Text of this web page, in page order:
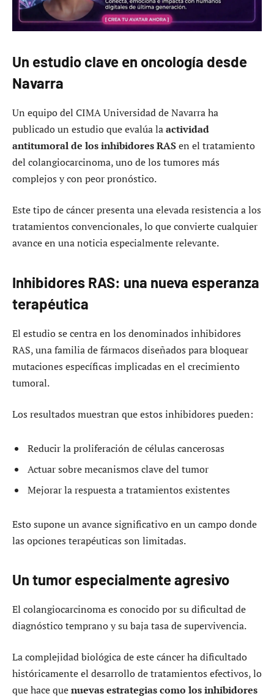
Un estudio clave en oncología desde
Navarra
Un equipo del CIMA Universidad de Navarra ha
publicado un estudio que evalúa laactividad
antitumoral de los inhibidores RASen el tratamiento
del colangiocarcinoma, uno de los tumores más
complejos y con peor pronóstico.
Este tipo de cáncer presenta una elevada resistencia a los
tratamientos convencionales, lo que convierte cualquier
avance en una noticia especialmente relevante.
Inhibidores RAS: una nueva esperanza
terapéutica
El estudio se centra en los denominados inhibidores
RAS, una familia de fármacos diseñados para bloquear
mutaciones específicas implicadas en el crecimiento
tumoral.
Los resultados muestran que estos inhibidores pueden:
Reducir la proliferación de células cancerosas
Actuar sobre mecanismos clave del tumor
Mejorar la respuesta a tratamientos existentes
Esto supone un avance significativo en un campo donde
las opciones terapéuticas son limitadas.
Un tumor especialmente agresivo
El colangiocarcinoma es conocido por su dificultad de
diagnóstico temprano y su baja tasa de supervivencia.
La complejidad biológica de este cáncer ha dificultado
históricamente el desarrollo de tratamientos efectivos, lo
que hace quenuevas estrategias como los inhibidores